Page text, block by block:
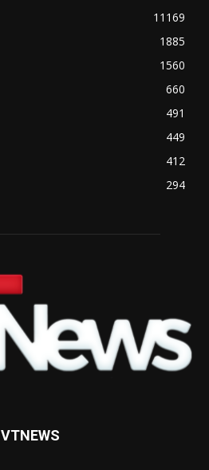
11169
1885
1560
660
491
449
412
294
VTNEWS